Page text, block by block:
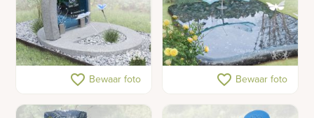
Ambachtelijke
kindergrafsteen met
moderne vormen
favorite_border Bewaar foto
Kindergraf met glazen
favorite_border Bewaar foto